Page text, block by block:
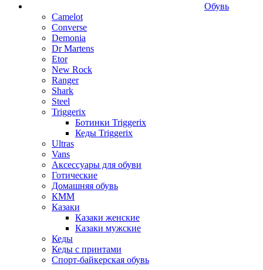
Обувь
Camelot
Converse
Demonia
Dr Martens
Etor
New Rock
Ranger
Shark
Steel
Triggerix
Ботинки Triggerix
Кеды Triggerix
Ultras
Vans
Аксессуары для обуви
Готические
Домашняя обувь
КММ
Казаки
Казаки женские
Казаки мужские
Кеды
Кеды с принтами
Спорт-байкерская обувь